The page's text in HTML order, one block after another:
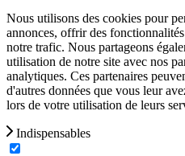
Nous utilisons des cookies pour
annonces, offrir des
notre trafic. Nous partageons
utilisation de notre site avec nos
analytiques. Ces partenaires
d'autres données que vous leur
lors de votre utilisation de leurs
Indispensables